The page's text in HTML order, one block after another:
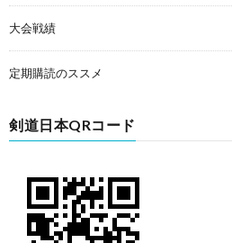
大会戦績
定期購読のススメ
剣道日本QRコード